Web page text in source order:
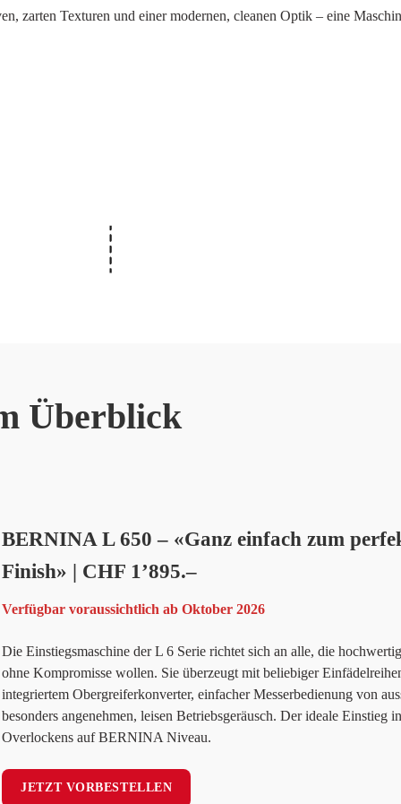
zarten Texturen und einer modernen, cleanen Optik – eine
Überblick
BERNINA L 650 – «Ganz einfach zum
Finish» | CHF 1’895.–
Verfügbar voraussichtlich ab Oktober 2026
Die Einstiegsmaschine der L 6 Serie richtet sich an alle, die
ohne Kompromisse wollen. Sie überzeugt mit beliebiger
integriertem Obergreiferkonverter, einfacher Messerbedienung von
besonders angenehmen, leisen Betriebsgeräusch. Der ideale Einstieg
Overlockens auf BERNINA Niveau.
JETZT VORBESTELLEN